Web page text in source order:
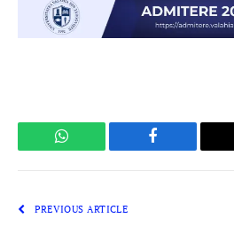
WhatsApp Facebook
PREVIOUS ARTICLE